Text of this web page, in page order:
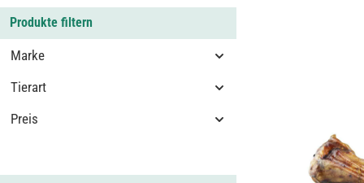
Produkte filtern
Marke
Tierart
Preis